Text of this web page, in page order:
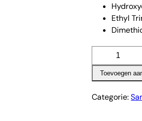
Ethyl
shine
topcoat
aantal
Toevoegen
Categorie: